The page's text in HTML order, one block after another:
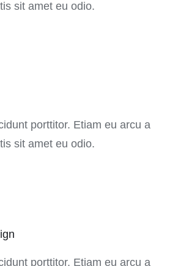
sit amet eu odio.
porttitor. Etiam eu arcu a
sit amet eu odio.
porttitor. Etiam eu arcu a